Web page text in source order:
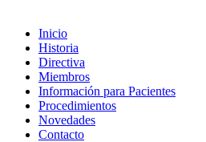
Inicio
Historia
Directiva
Miembros
Información para Pacientes
Procedimientos
Novedades
Contacto